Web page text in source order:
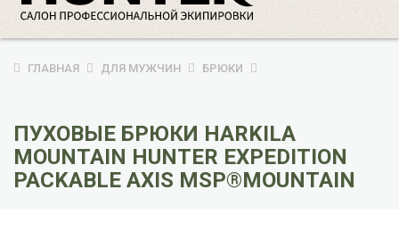
ГЛАВНАЯ ДЛЯ МУЖЧИН БРЮКИ
ПУХОВЫЕ БРЮКИ HARKILA
MOUNTAIN HUNTER EXPEDITION
PACKABLE AXIS MSP®MOUNTAIN